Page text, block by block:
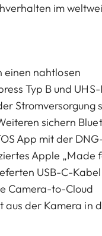
im
einen nahtlosen
Typ B und UHS-
Stromversorgung
sichern
App mit der
Apple „Made
USB-C-Kabel
Camera-to-Cloud
aus der Kamera in